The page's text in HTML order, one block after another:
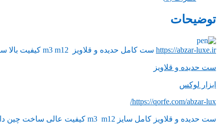
توضیحات
https://abzar-luxe.ir ست کامل حدیده و قلاویز m3 m12 کیفیت بالا ساخت چین جعبه بسیار کامل .
ست حدیده و قلاویز
ابزار لوکس
https://qorfe.com/abzar-lux/
ست حدیده و قلاویز کامل سایز m3 m12 کیفیت عالی ساخت چین دارای دسته بسیار با کیفیت .